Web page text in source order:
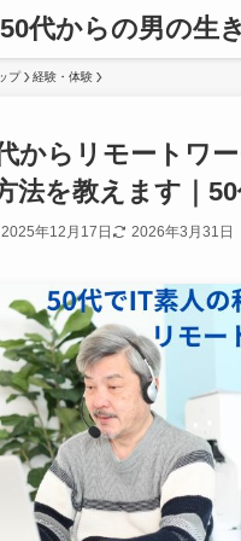
50代からの男の生
プ 経験・体験
からリモートワ
法を教えます｜
2025年12月17日 2026年3月31日